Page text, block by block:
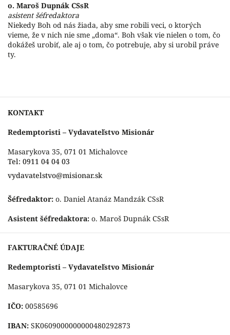
o. Maroš Dupnák CSsR
asistent šéfredaktora
Niekedy Boh od nás žiada, aby sme robili veci, o ktorých
vieme, že v nich nie sme „doma“. Boh však vie nielen o tom, čo
dokážeš urobiť, ale aj o tom, čo potrebuje, aby si urobil práve
ty.
KONTAKT
Redemptoristi – Vydavateľstvo Misionár
Masarykova 35, 071 01 Michalovce
Tel: 0911 04 04 03
vydavatelstvo@misionar.sk
Šéfredaktor: o. Daniel Atanáz Mandzák CSsR
Asistent šéfredaktora: o. Maroš Dupnák CSsR
FAKTURAČNÉ ÚDAJE
Redemptoristi – Vydavateľstvo Misionár
Masarykova 35, 071 01 Michalovce
IČO: 00585696
IBAN: SK0609000000000480292873